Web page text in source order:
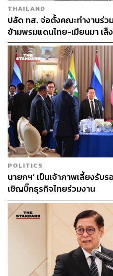
TAGS: กองทัพบก ความขัดแย้ง
ความสัมพันธ์ไทย-เมียน
China
การเมืองในเมี
ชายแดนไทย-เมียนมา
Vietnam
แรงงานต่าง
ABOUT
THE
กองบรรณ
THAILAND
ปลัด ทส. จ่อตั้งคณะทำงานร่
ข้ามพรมแดนไทย-เมียนมา เล็
POLITICS
นายกฯ’ เป็นเจ้าภาพเลี้ยงรับ
เชิญบิ๊กธุรกิจไทยร่วมงาน